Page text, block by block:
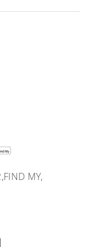
MY,